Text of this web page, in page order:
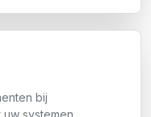
bij
systemen.